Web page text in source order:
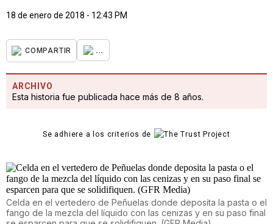
18 de enero de 2018 - 12:43 PM
COMPARTIR ...
ARCHIVO
Esta historia fue publicada hace más de 8 años.
Se adhiere a los criterios de
Celda en el vertedero de Peñuelas donde deposita la pasta o el
fango de la mezcla del líquido con las cenizas y en su paso final